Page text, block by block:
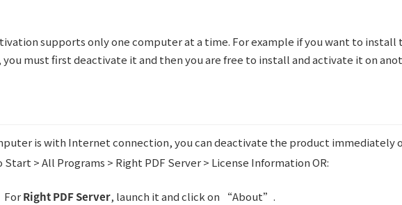
supports only one computer at a time. For example if you want to install
must first deactivate it and then you are free to install and activate it on
is with Internet connection, you can deactivate the product immediately
Start > All Programs > Right PDF Server > License Information OR:
ForRight PDF Server, launch it and click on “About”.